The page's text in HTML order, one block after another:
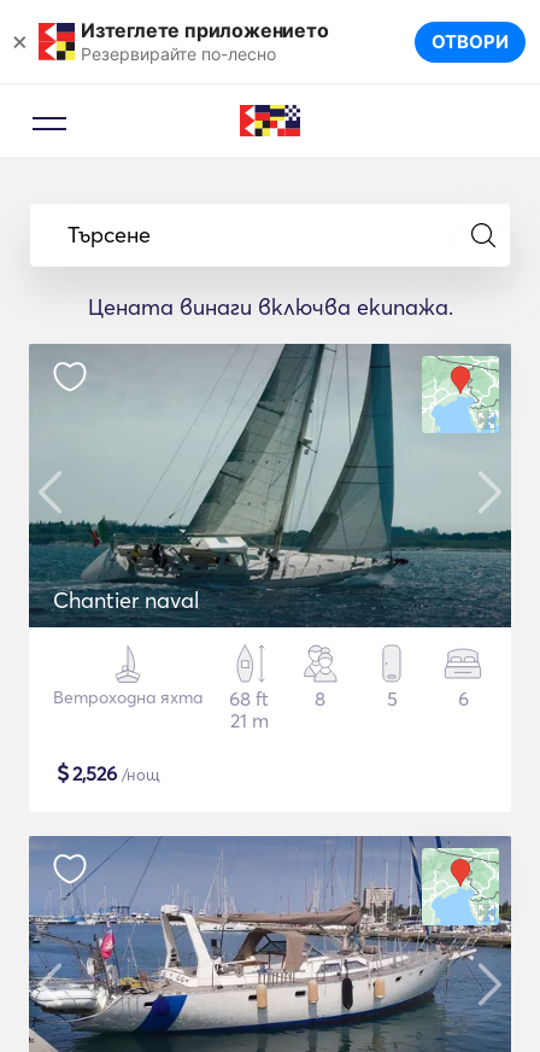
× Изтеглете приложението
Резервирайте по-лесно ОТВОРИ
Търсене
Цената винаги включва екипажа.
Chantier naval
Ветроходна яхта
68 ft
21 m
8 5 6
$2,526 /нощ